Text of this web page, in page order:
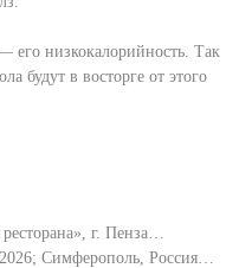
его низкокалорийность. Так
будут в восторге от этого
г. Пенза…
Симферополь, Россия…